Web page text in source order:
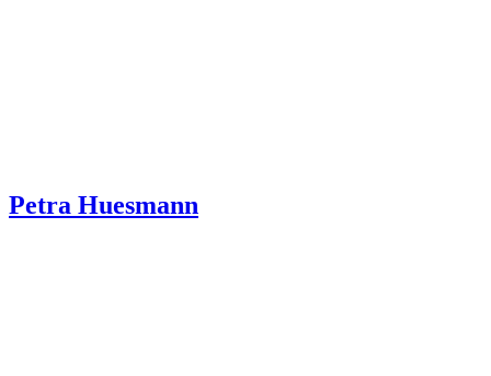
Petra Huesmann